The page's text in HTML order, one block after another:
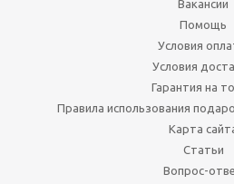
Вакансии
Помощь
Условия
Условия
Гарантия на
Правила использования
Карта
Статьи
Вопрос-